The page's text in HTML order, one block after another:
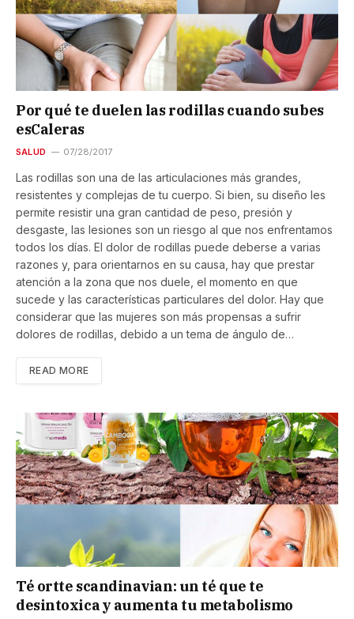
Por qué te duelen las rodillas cuando subes
esCaleras
SALUD 07/28/2017
Las rodillas son una de las articulaciones más grandes,
resistentes y complejas de tu cuerpo. Si bien, su diseño les
permite resistir una gran cantidad de peso, presión y
desgaste, las lesiones son un riesgo al que nos enfrentamos
todos los días. El dolor de rodillas puede deberse a varias
razones y, para orientarnos en su causa, hay que prestar
atención a la zona que nos duele, el momento en que
sucede y las características particulares del dolor. Hay que
considerar que las mujeres son más propensas a sufrir
dolores de rodillas, debido a un tema de ángulo de…
READ MORE
Té ortte scandinavian: un té que te
desintoxica y aumenta tu metabolismo